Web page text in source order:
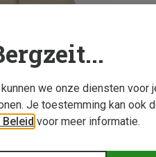
we onze diensten
Je toestemming kan ook
voor meer informatie.